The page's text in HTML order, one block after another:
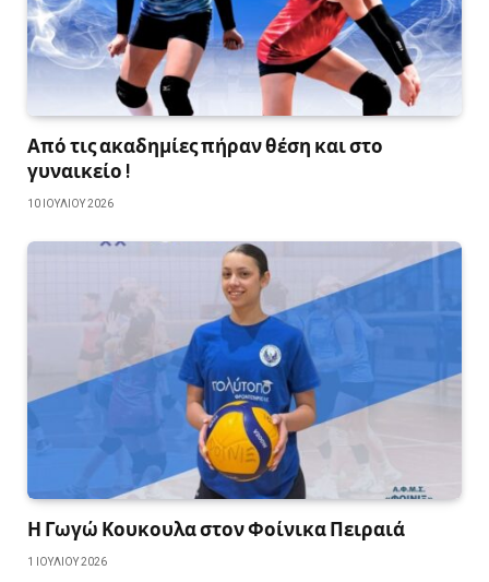
Από τις ακαδημίες πήραν θέση και στο
γυναικείο !
10 ΙΟΥΛΊΟΥ 2026
Η Γωγώ Κουκουλα στον Φοίνικα Πειραιά
1 ΙΟΥΛΊΟΥ 2026